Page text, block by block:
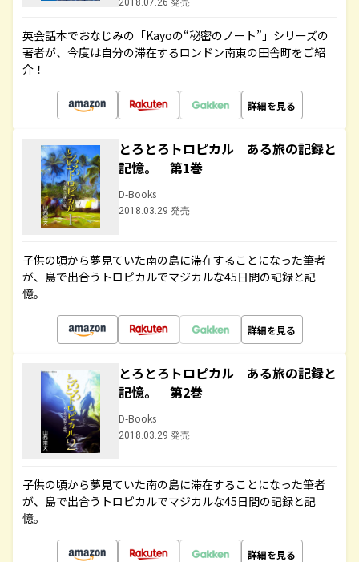
2018.07.26 発売
英会話本でおなじみの「Kayoの“秘密のノート”」シリーズの
著者が、今度は自分の滞在するロンドン南東の田舎町をご紹
介！
詳細を見る
とろとろトロピカル ある旅の記録と
記憶。 第1巻
D-Books
2018.03.29 発売
子供の頃から夢見ていた南の島に滞在することになった筆者
が、島で出合うトロピカルでマジカルな45日間の記録と記
憶。
詳細を見る
とろとろトロピカル ある旅の記録と
記憶。 第2巻
D-Books
2018.03.29 発売
子供の頃から夢見ていた南の島に滞在することになった筆者
が、島で出合うトロピカルでマジカルな45日間の記録と記
憶。
詳細を見る